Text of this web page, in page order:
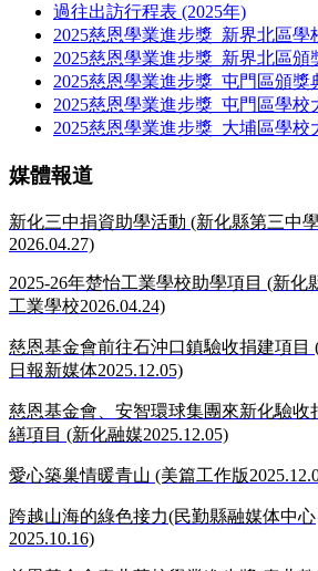
過往出訪行程表 (2025年)
2025慈恩學業進步獎_新界北區學
2025慈恩學業進步獎_新界北區頒
2025慈恩學業進步獎_屯門區頒獎
2025慈恩學業進步獎_屯門區學校
2025慈恩學業進步獎_大埔區學校
媒體報道
新化三中捐資助學活動 (新化縣第三中
2026.04.27)
2025-26年楚怡工業學校助學項目 (新化
工業學校2026.04.24)
慈恩基金會前往石沖口鎮驗收捐建項目
日報新媒体2025.12.05)
慈恩基金會、安智環球集團來新化驗收
繕項目 (新化融媒2025.12.05)
愛心築巢情暖青山 (美篇工作版
跨越山海的綠色接力(民勤縣融媒体中心
2025.10.16)